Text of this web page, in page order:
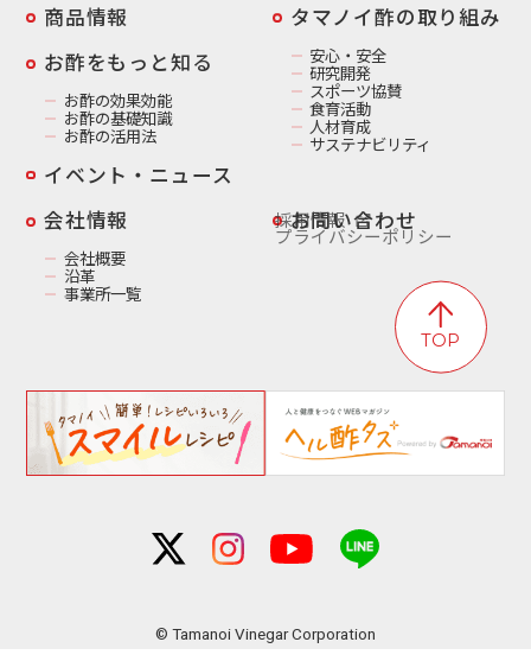
商品情報
お酢をもっと知る
お酢の効果効能
お酢の基礎知識
お酢の活用法
️タマノイ酢の取り組み
安心・安全
研究開発
スポーツ協賛
食育活動
人材育成
サステナビリティ
イベント・ニュース
️会社情報
会社概要
沿革
事業所一覧
お問い合わせ
採用情報
プライバシーポリシー
© Tamanoi Vinegar Corporation
TOP